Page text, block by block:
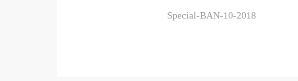
Special-BAN-10-2018